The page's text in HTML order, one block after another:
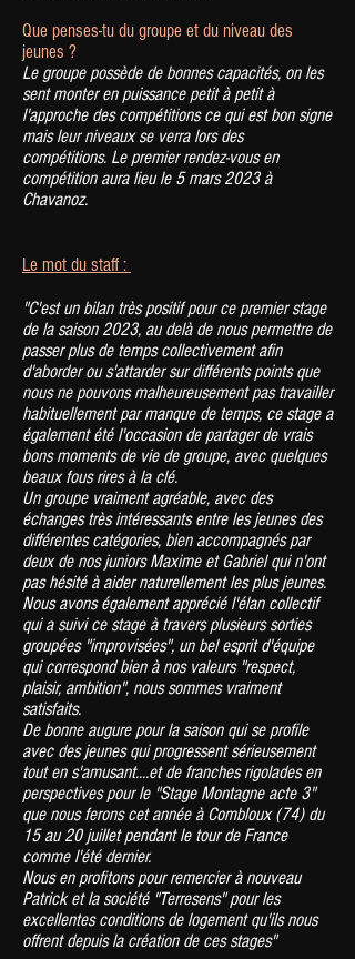
Que penses-tu du groupe et du niveau des
jeunes ?
Le groupe possède de bonnes capacités, on les
sent monter en puissance petit à petit à
l'approche des compétitions ce qui est bon signe
mais leur niveaux se verra lors des
compétitions. Le premier rendez-vous en
compétition aura lieu le 5 mars 2023 à
Chavanoz.
Le mot du staff :
"C'est un bilan très positif pour ce premier stage
de la saison 2023, au delà de nous permettre de
passer plus de temps collectivement afin
d'aborder ou s'attarder sur différents points que
nous ne pouvons malheureusement pas travailler
habituellement par manque de temps, ce stage a
également été l'occasion de partager de vrais
bons moments de vie de groupe, avec quelques
beaux fous rires à la clé.
Un groupe vraiment agréable, avec des
échanges très intéressants entre les jeunes des
différentes catégories, bien accompagnés par
deux de nos juniors Maxime et Gabriel qui n'ont
pas hésité à aider naturellement les plus jeunes.
Nous avons également apprécié l'élan collectif
qui a suivi ce stage à travers plusieurs sorties
groupées "improvisées", un bel esprit d'équipe
qui correspond bien à nos valeurs "respect,
plaisir, ambition", nous sommes vraiment
satisfaits.
De bonne augure pour la saison qui se profile
avec des jeunes qui progressent sérieusement
tout en s'amusant....et de franches rigolades en
perspectives pour le "Stage Montagne acte 3"
que nous ferons cet année à Combloux (74) du
15 au 20 juillet pendant le tour de France
comme l'été dernier.
Nous en profitons pour remercier à nouveau
Patrick et la société "Terresens" pour les
excellentes conditions de logement qu'ils nous
offrent depuis la création de ces stages"